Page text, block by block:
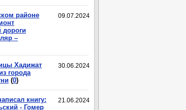
09.07.2024
районе
дороги
–
30.06.2024
Хадижат
города
(0)
21.06.2024
книгу:
- Гомер